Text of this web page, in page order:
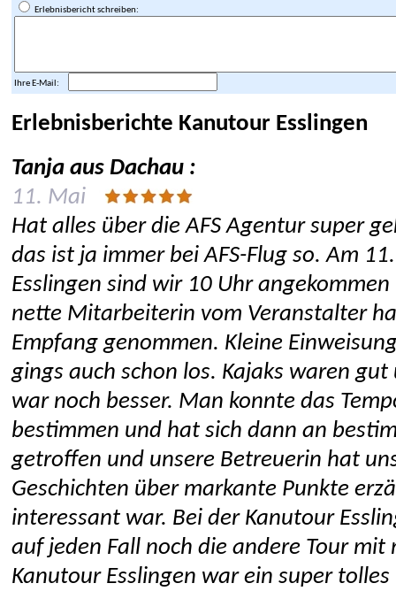
Erlebnisbericht schreiben:
Ihre E-Mail:
Erlebnisberichte Kanutour Esslingen
Tanja aus Dachau :
11. Mai
Hat alles über die AFS Agentur super
das ist ja immer bei AFS-Flug so. Am
Esslingen sind wir 10 Uhr
nette Mitarbeiterin vom Veranstalter
Empfang genommen. Kleine
gings auch schon los. Kajaks waren
war noch besser. Man konnte das
bestimmen und hat sich dann an
getroffen und unsere Betreuerin hat
Geschichten über markante Punkte
interessant war. Bei der Kanutour
auf jeden Fall noch die andere Tour mit
Kanutour Esslingen war ein super tolles